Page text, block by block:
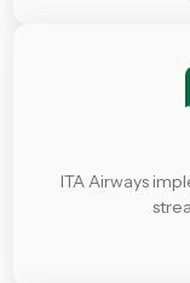
ITA Airways